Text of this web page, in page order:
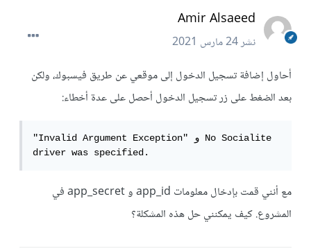
Amir Alsaeed
نشر24 مارس 2021
أحاول إضافة تسجيل الدخول إلى موقعي عن طريق فيسبوك، ولكن
بعد الضغط على زر تسجيل الدخول أحصل على عدة أخطاء:
"Invalid Argument Exception" و No Socialite
driver was specified.
مع أنني قمت بإدخال معلومات app_id و app_secret في
المشروع. كيف يمكنني حل هذه المشكلة؟